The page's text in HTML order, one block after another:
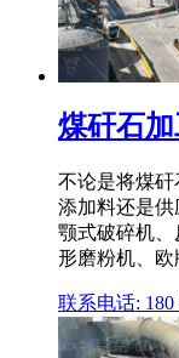
煤矸石
不论是将煤
添加料还是
颚式破碎机
形磨粉机、欧
联系电话: 180